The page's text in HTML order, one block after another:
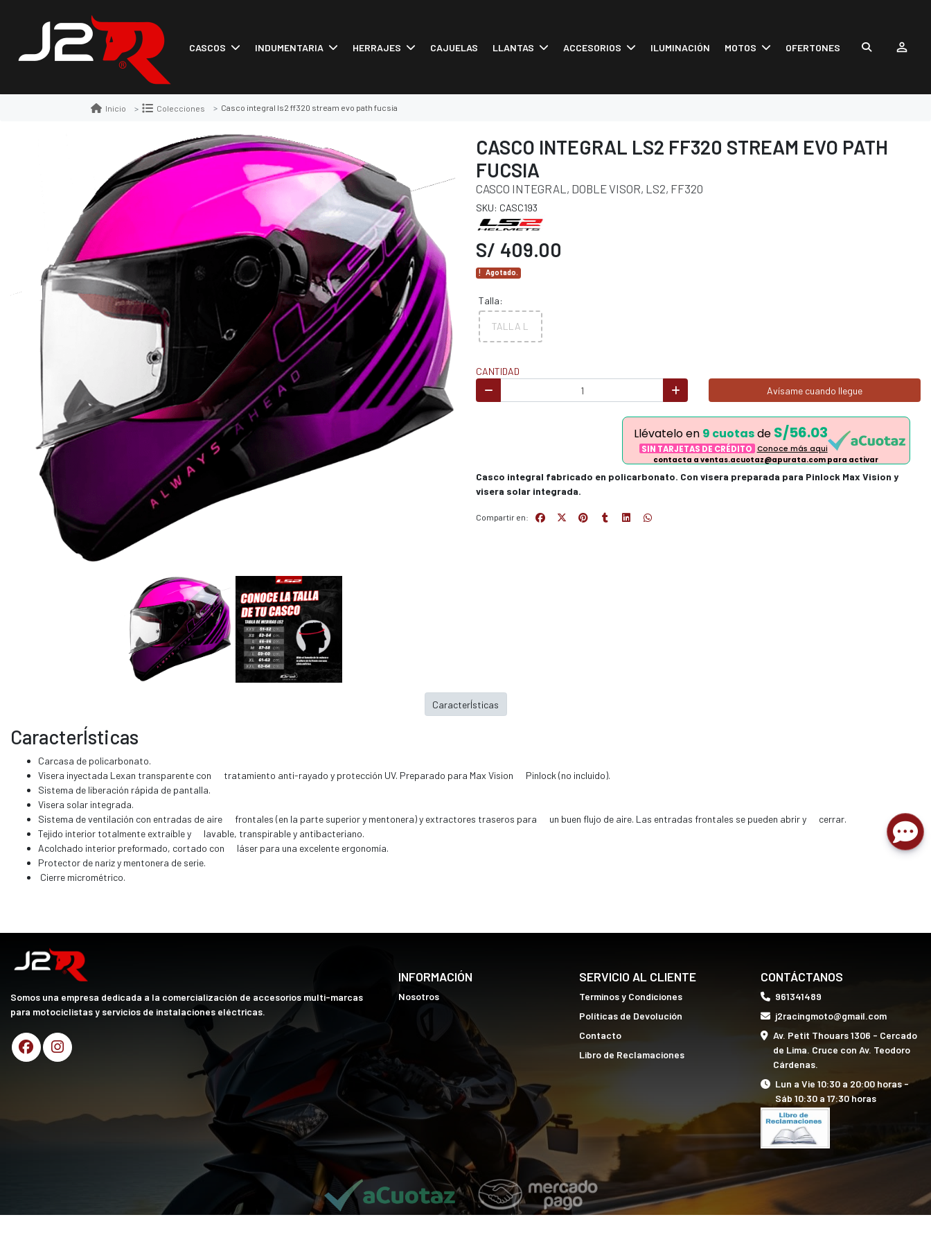
CASCOS INDUMENTARIA HERRAJES CAJUELAS LLANTAS ACCESORIOS ILUMINACIÓN MOTOS OFERTONES
Inicio Colecciones Casco integral ls2 ff320 stream evo path fucsia
CASCO INTEGRAL LS2 FF320 STREAM EVO PATH
FUCSIA
CASCO INTEGRAL, DOBLE VISOR, LS2, FF320
SKU: CASC193
S/ 409.00
Agotado.
Talla:
TALLA L
CANTIDAD
Avísame cuando llegue
Llévatelo en 9 cuotasde S/56.03
SIN TARJETAS DE CRÉDITO Conoce más aqui
contacta a ventas.acuotaz@apurata.com para activar
Casco integral fabricado en policarbonato. Con visera preparada para Pinlock Max Vision y
visera solar integrada.
Compartir en:
CaracterÍsticas
Carcasa de policarbonato.
Visera inyectada Lexan transparente con tratamiento anti-rayado y protección UV. Preparado para Max Vision Pinlock (no incluido).
Sistema de liberación rápida de pantalla.
Visera solar integrada.
Sistema de ventilación con entradas de aire frontales (en la parte superior y mentonera) y extractores traseros para un buen flujo de aire. Las entradas frontales se pueden abrir y cerrar.
Tejido interior totalmente extraíble y lavable, transpirable y antibacteriano.
Acolchado interior preformado, cortado con láser para una excelente ergonomía.
Protector de nariz y mentonera de serie.
Cierre micrométrico.
CaracterÍsticas
Somos una empresa dedicada a la comercialización de accesorios multi-marcas
para motociclistas y servicios de instalaciones eléctricas.
INFORMACIÓN
Nosotros
SERVICIO AL CLIENTE
Terminos y Condiciones
Políticas de Devolución
Contacto
Libro de Reclamaciones
CONTÁCTANOS
961341489
j2racingmoto@gmail.com
Av. Petit Thouars 1306 - Cercado
de Lima. Cruce con Av. Teodoro
Cárdenas.
Lun a Vie 10:30 a 20:00 horas -
Sáb 10:30 a 17:30 horas